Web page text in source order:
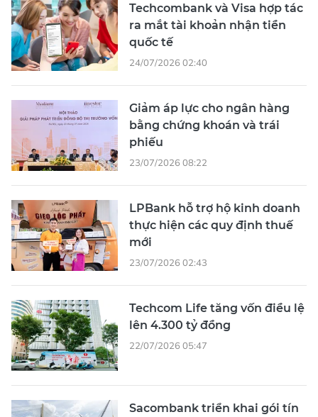
Techcombank và Visa hợp tác
ra mắt tài khoản nhận tiền
quốc tế
24/07/2026 02:40
Giảm áp lực cho ngân hàng
bằng chứng khoán và trái
phiếu
23/07/2026 08:22
LPBank hỗ trợ hộ kinh doanh
thực hiện các quy định thuế
mới
23/07/2026 02:43
Techcom Life tăng vốn điều lệ
lên 4.300 tỷ đồng
22/07/2026 05:47
Sacombank triển khai gói tín